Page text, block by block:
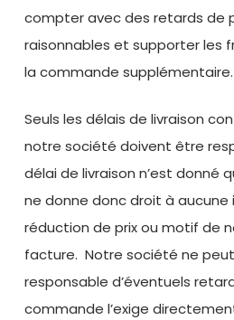
compter avec des retards de
raisonnables et supporter les
la commande supplémentaire.
Seuls les délais de livraison
notre société doivent être
délai de livraison n’est donné
ne donne donc droit à
réduction de prix ou motif de
facture. Notre société ne
responsable d’éventuels
commande l’exige